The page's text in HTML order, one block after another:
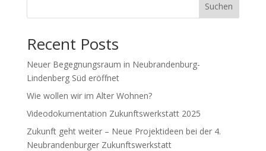
Suchen
Recent Posts
Neuer Begegnungsraum in Neubrandenburg-
Lindenberg Süd eröffnet
Wie wollen wir im Alter Wohnen?
Videodokumentation Zukunftswerkstatt 2025
Zukunft geht weiter – Neue Projektideen bei der 4.
Neubrandenburger Zukunftswerkstatt